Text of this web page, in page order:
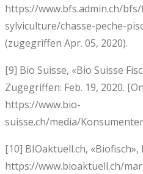
https://www.bfs.admin.ch/
sylviculture/chasse-peche-
(zugegriffen Apr. 05, 2020).
[9] Bio Suisse, «Bio Suisse
Zugegriffen: Feb. 19, 2020.
https://www.bio-
suisse.ch/media/
[10] BIOaktuell.ch, «Biofisch»,
https://www.bioaktuell.ch/